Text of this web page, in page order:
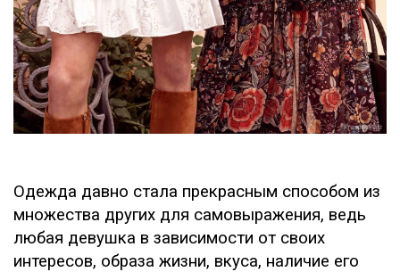
Одежда давно стала прекрасным способом из
множества других для самовыражения, ведь
любая девушка в зависимости от своих
интересов, образа жизни, вкуса, наличие его